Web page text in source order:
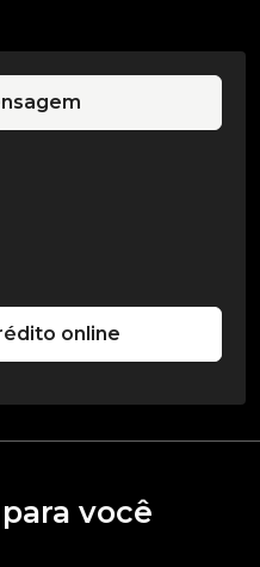
online
você